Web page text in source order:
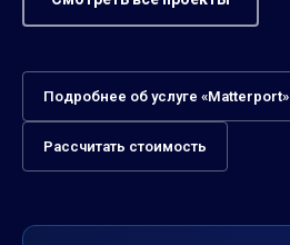
Подробнее об услуге «Matterport»
Рассчитать стоимость